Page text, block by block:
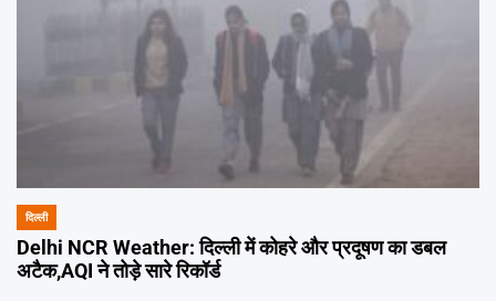
POSTED
IN
दिल्ली
Delhi NCR Weather: दिल्ली में कोहरे और प्रदूषण का डबल
अटैक,AQI ने तोड़े सारे रिकॉर्ड